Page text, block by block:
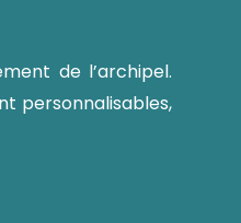
de l’archipel.
personnalisables,